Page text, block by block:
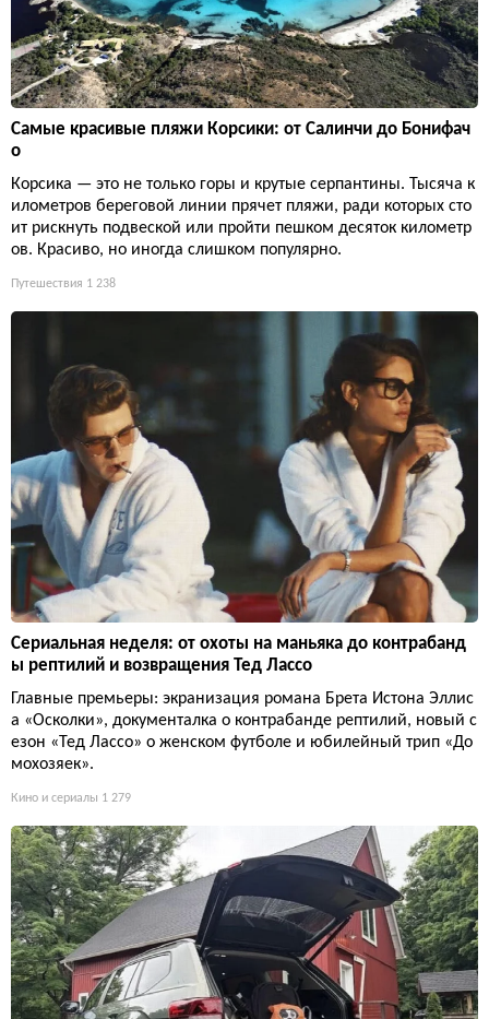
Самые красивые пляжи Корсики: от Салинчи до Бонифач
о
Корсика — это не только горы и крутые серпантины. Тысяча к
илометров береговой линии прячет пляжи, ради которых сто
ит рискнуть подвеской или пройти пешком десяток километр
ов. Красиво, но иногда слишком популярно.
Путешествия 1 238
Сериальная неделя: от охоты на маньяка до контрабанд
ы рептилий и возвращения Тед Лассо
Главные премьеры: экранизация романа Брета Истона Эллис
а «Осколки», документалка о контрабанде рептилий, новый с
езон «Тед Лассо» о женском футболе и юбилейный трип «До
мохозяек».
Кино и сериалы 1 279